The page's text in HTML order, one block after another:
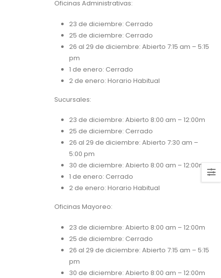
Oficinas Administrativas:
23 de diciembre: Cerrado
25 de diciembre: Cerrado
26 al 29 de diciembre: Abierto 7:15 am – 5:15
pm
1 de enero: Cerrado
2 de enero: Horario Habitual
Sucursales:
23 de diciembre: Abierto 8:00 am – 12:00m
25 de diciembre: Cerrado
26 al 29 de diciembre: Abierto 7:30 am –
5:00 pm
30 de diciembre: Abierto 8:00 am – 12:00m
1 de enero: Cerrado
2 de enero: Horario Habitual
Oficinas Mayoreo:
23 de diciembre: Abierto 8:00 am – 12:00m
25 de diciembre: Cerrado
26 al 29 de diciembre: Abierto 7:15 am – 5:15
pm
30 de diciembre: Abierto 8:00 am – 12:00m